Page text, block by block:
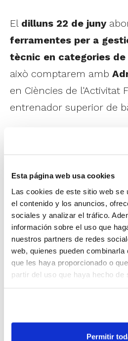
Esta página web usa cookies
Las cookies de este sitio web se
el contenido y los anuncios,
sociales y analizar el tráfico.
información sobre el uso que
nuestros partners de redes
web, quienes pueden combinarla
que les haya proporcionado o
partir del uso que haya hecho de
Permitir
El dilluns 22 de juny
ferramentes per a
tècnic en categories
això comptarem amb
en Ciències de l'Activitat
entrenador superior de
la
com a coordinadora de
bàsquet de València
seleccionadora de la
Valenciana, Cristina ens
Entrenar des de
importància del com.
cada activitat accedint a
Formació Contínua.